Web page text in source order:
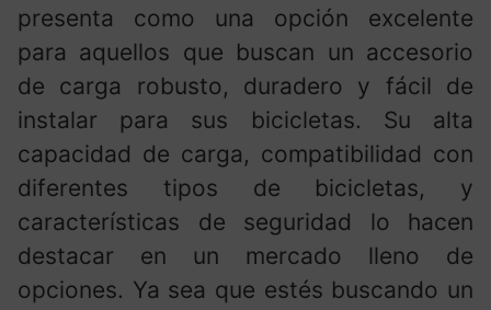
presenta como una opción excelente
para aquellos que buscan un accesorio
de carga robusto, duradero y fácil de
instalar para sus bicicletas. Su alta
capacidad de carga, compatibilidad con
diferentes tipos de bicicletas, y
características de seguridad lo hacen
destacar en un mercado lleno de
opciones. Ya sea que estés buscando un